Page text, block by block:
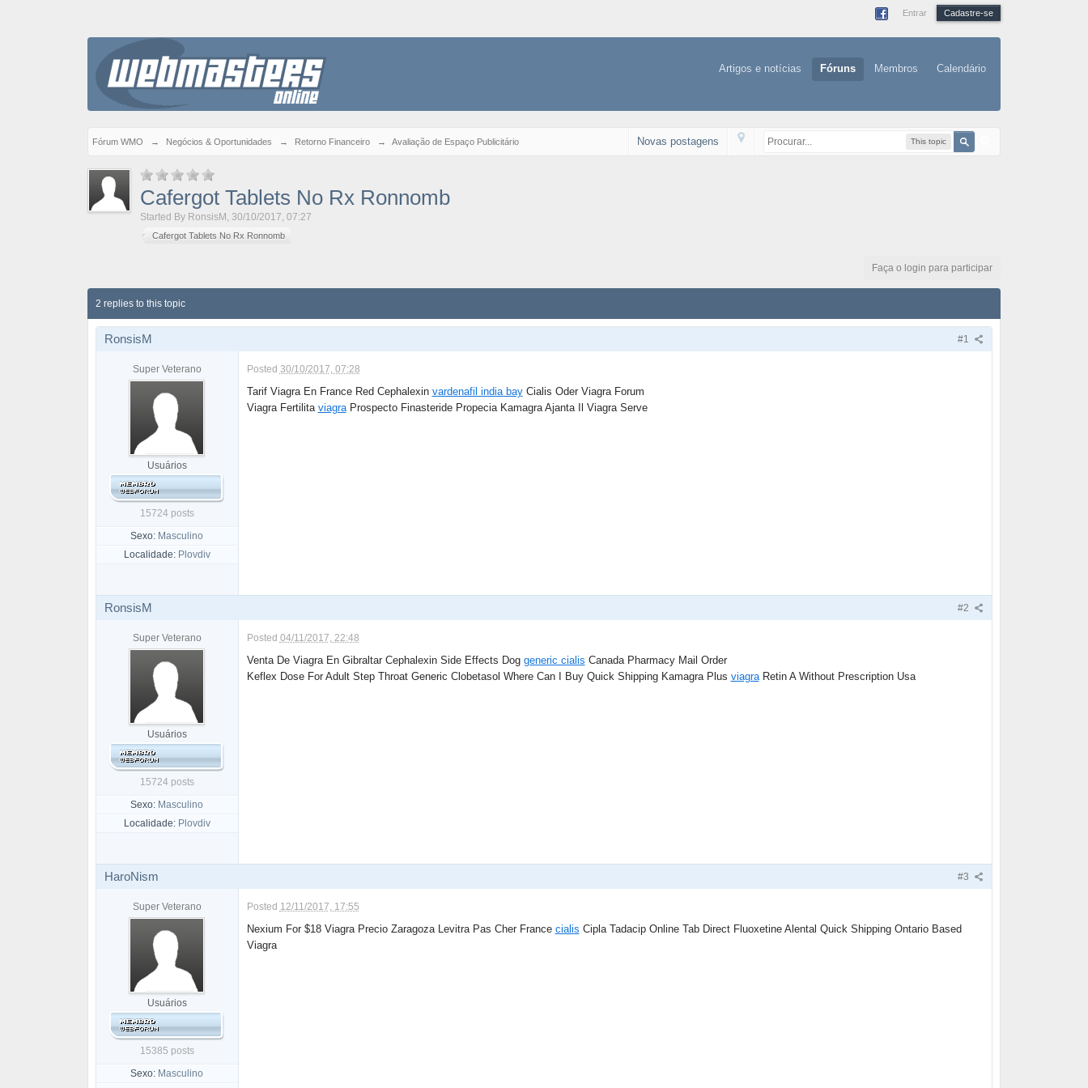
Entrar Cadastre-se
Artigos e notícias Fóruns Membros Calendário
Fórum WMO → Negócios & Oportunidades → Retorno Financeiro → Avaliação de Espaço Publicitário This topic
Novas postagens
Cafergot Tablets No Rx Ronnomb
Started By RonsisM , 30/10/2017, 07:27
Cafergot Tablets No Rx Ronnomb
Faça o login para participar
2 replies to this topic
#1
RonsisM
Super Veterano
Usuários
15724 posts
Sexo: Masculino
Localidade: Plovdiv
Posted 30/10/2017, 07:28
Tarif Viagra En France Red Cephalexin vardenafil india bayCialis Oder Viagra Forum
Viagra Fertilita viagraProspecto Finasteride Propecia Kamagra Ajanta Il Viagra Serve
#2
RonsisM
Super Veterano
Usuários
15724 posts
Sexo: Masculino
Localidade: Plovdiv
Posted 04/11/2017, 22:48
Venta De Viagra En Gibraltar Cephalexin Side Effects Dog generic cialis Canada Pharmacy Mail Order
Keflex Dose For Adult Step Throat Generic Clobetasol Where Can I Buy Quick Shipping Kamagra Plus viagraRetin A Without Prescription Usa
#3
HaroNism
Super Veterano
Usuários
15385 posts
Sexo: Masculino
Posted 12/11/2017, 17:55
Nexium For $18 Viagra Precio Zaragoza Levitra Pas Cher France cialis Cipla Tadacip Online Tab Direct Fluoxetine Alental Quick Shipping Ontario Based
Viagra